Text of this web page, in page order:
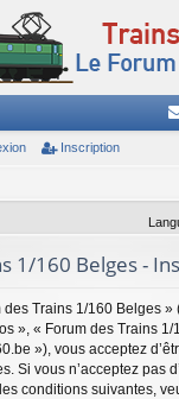
Inscription
1/160 Belges -
des Trains 1/160 Belges
», « Forum des Trains 1/
»), vous acceptez
Si vous n’acceptez pas
conditions suivantes,